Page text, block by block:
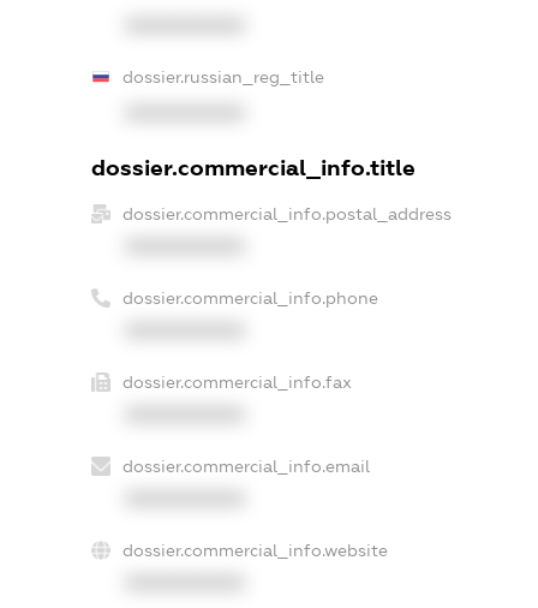
dossier.russian_reg_title
dossier.commercial_info.title
dossier.commercial_info.postal_address
dossier.commercial_info.phone
dossier.commercial_info.fax
dossier.commercial_info.email
dossier.commercial_info.website